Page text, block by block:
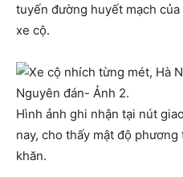
tuyến đường huyết mạch
xe cộ.
Hình ảnh ghi nhận tại nút
nay, cho thấy mật độ
khăn.